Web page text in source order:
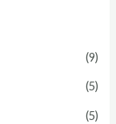
i
n
a
x
(9)
(5)
(5)